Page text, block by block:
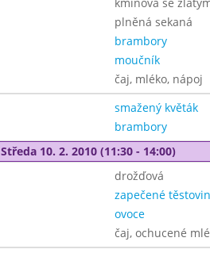
plněná sekaná
brambory
moučník
čaj, mléko, nápoj
smažený květák
brambory
Středa 10. 2. 2010 (11:30 - 14:00)
drožďová
zapečené
ovoce
čaj, ochucené